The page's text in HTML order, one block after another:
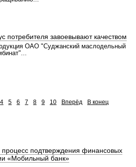
потребителя завоевывают качеством
ОАО "Суджанский маслодельный
4 5 6 7 8 9 10 Вперёд В конец
подтверждения финансовых
«Мобильный банк»